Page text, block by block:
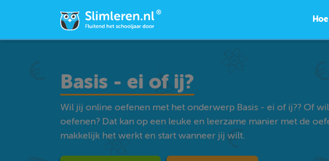
Basis - ei of ij?
Wil jij online oefenen met het onderwerp Basis - ei of ij?? Of
oefenen? Dat kan op een leuke en leerzame manier met de
makkelijk het werkt en start wanneer jij wilt.